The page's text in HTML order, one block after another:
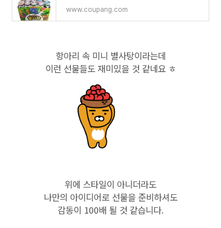
www.coupang.com
항아리 속 미니 별사탕이라는데
이런 선물들도 재미있을 것 같네요 ㅎ
위에 스타일이 아니더라도
나만의 아이디어로 선물을 준비하셔도
감동이 100배 될 것 같습니다.